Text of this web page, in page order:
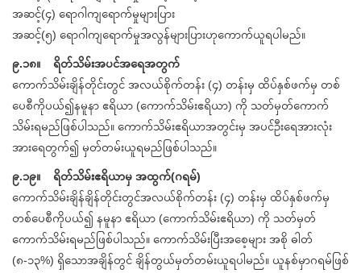
အဆင့်(၄) ရောဂါကျရောက်မှုများပြား
အဆင့်(၅) ရောဂါကျရောက်မှုအလွန်များပြားဟုကောက်ယူရပါမည်။
၉.၁၈။ ရိတ်သိမ်းအပင်အရေအတွက်
ကောက်သိမ်းချိန်တိုင်းတွင် အလယ်စိုက်တန်း (၄) တန်းမှ ထိပ်နှစ်ဖက်မှ တစ်
ပေစီကိုပယ်၍နမူနာ ဧရိယာ (ကောက်သိမ်းဧရိယာ) ကို သတ်မှတ်ကောက်
သိမ်းရမည်ဖြစ်ပါသည်။ ကောက်သိမ်းဧရိယာအတွင်းမှ အပင်ဦးရေအားလုံး
အားရေတွက်၍ မှတ်တမ်းယူရမည်ဖြစ်ပါသည်။
၉.၁၉။ ရိတ်သိမ်းဧရိယာမှ အထွက်(ဂရမ်)
ကောက်သိမ်းချိန်ချိန်တိုင်းတွင်အလယ်စိုက်တန်း (၄) တန်းမှ ထိပ်နှစ်ဖက်မှ
တစ်ပေစီကိုပယ်၍ နမူနာ ဧရိယာ (ကောက်သိမ်းဧရိယာ) ကို သတ်မှတ်
ကောက်သိမ်းရမည်ဖြစ်ပါသည်။ ကောက်သိမ်းပြီးအစေ့များ အစို ဓါတ်
(၈-၁၃%) ရှိသောအချိန်တွင် ချိန်တွယ်မှတ်တမ်းယူရပါမည်။ ယူနစ်မှာဂရမ်ဖြစ်